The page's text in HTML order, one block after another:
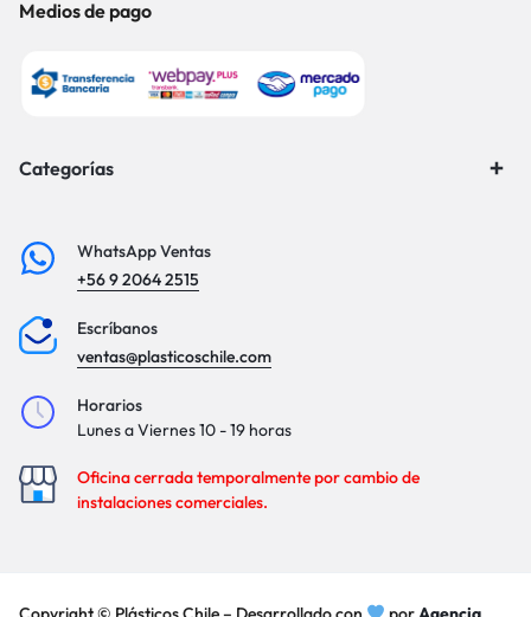
Medios de pago
Categorías
WhatsApp Ventas
+56 9 2064 2515
Escríbanos
ventas@plasticoschile.com
Horarios
Lunes a Viernes 10 - 19 horas
Oficina cerrada temporalmente por cambio de
instalaciones comerciales.